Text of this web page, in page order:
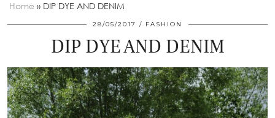
Home » DIP DYE AND DENIM
28/05/2017 FASHION
DIP DYE AND DENIM